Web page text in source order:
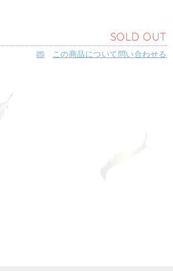
SOLD OUT
この商品について問い合わせる